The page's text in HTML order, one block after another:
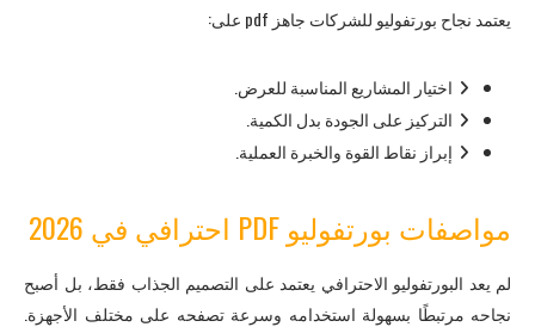
يعتمد نجاح بورتفوليو للشركات جاهز pdf على:
اختيار المشاريع المناسبة للعرض.
التركيز على الجودة بدل الكمية.
إبراز نقاط القوة والخبرة العملية.
مواصفات بورتفوليو PDF احترافي في 2026
لم يعد البورتفوليو الاحترافي يعتمد على التصميم الجذاب فقط، بل أصبح
نجاحه مرتبطًا بسهولة استخدامه وسرعة تصفحه على مختلف الأجهزة.